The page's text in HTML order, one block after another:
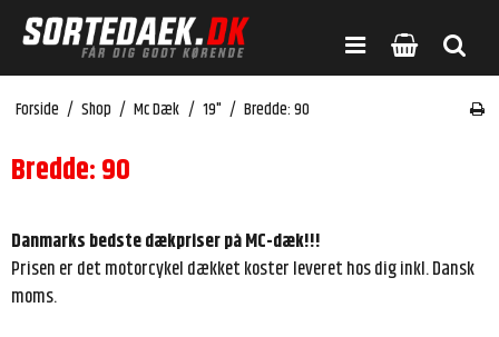
Forside / Shop / Mc Dæk / 19" / Bredde: 90
Bredde: 90
Danmarks bedste dækpriser på MC-dæk!!!
Prisen er det motorcykel dækket koster leveret hos dig inkl. Dansk
moms.